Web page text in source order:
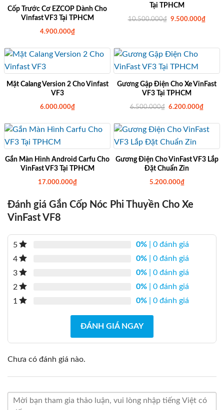
Cốp Trước Cơ EZCOP Dành Cho
Vinfast VF3 Tại TPHCM
4.900.000₫
Tại TPHCM
10.500.000₫ G
c
l
à
0
.
5
0
0
0
0
₫
.
9.500.000₫G
l
0
0
0
0
₫
Mặt Calang Version 2 Cho Vinfast
VF3
6.000.000₫
Gương Gập Điện Cho Xe VinFast
VF3 Tại TPHCM
6.500.000₫ G
g
ố
c
l
:
6
.
5
0
0
6.200.000₫G
i
ạ
0
Gắn Màn Hình Android Carfu Cho
VinFast VF3 Tại TPHCM
17.000.000₫
Gương Điện Cho VinFast VF3 Lắp
Đặt Chuẩn Zin
5.200.000₫
Đánh giá Gắn Cốp Nóc Phi Thuyền Cho Xe
VinFast VF8
5 0% | 0 đánh giá
4
0% | 0 đánh giá
3
0% | 0 đánh giá
2
0% | 0 đánh giá
1
0% | 0 đánh giá
ĐÁNH GIÁ NGAY
Chưa có đánh giá nào.